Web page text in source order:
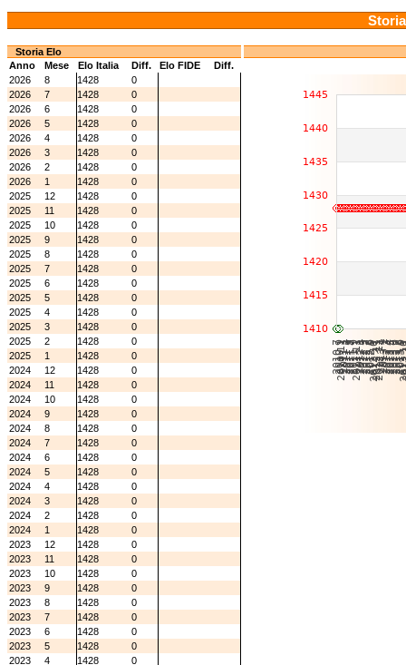
Storia Elo
Anno
Mese Elo Italia Diff. Elo FIDE
Diff.
2026
8 1428
0
2026
7 1428
0
2026
6 1428
0
2026
5 1428
0
2026
4 1428
0
2026
3 1428
0
2026
2 1428
0
2026
1 1428
0
2025
12 1428
0
2025
11 1428
0
2025
10 1428
0
2025
9 1428
0
2025
8 1428
0
2025
7 1428
0
2025
6 1428
0
2025
5 1428
0
2025
4 1428
0
2025
3 1428
0
2025
2 1428
0
2025
1 1428
0
2024
12 1428
0
2024
11 1428
0
2024
10 1428
0
2024
9 1428
0
2024
8 1428
0
2024
7 1428
0
2024
6 1428
0
2024
5 1428
0
2024
4 1428
0
2024
3 1428
0
2024
2 1428
0
2024
1 1428
0
2023
12 1428
0
2023
11 1428
0
2023
10 1428
0
2023
9 1428
0
2023
8 1428
0
2023
7 1428
0
2023
6 1428
0
2023
5 1428
0
2023
4 1428
0